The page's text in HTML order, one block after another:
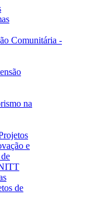
Comunitária -
na
e
de